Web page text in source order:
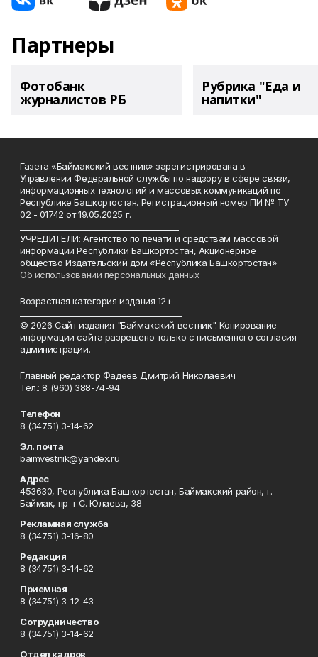
Партнеры
Фотобанк
журналистов РБ
Рубрика "Еда и
напитки"
Газета «Баймакский вестник» зарегистрирована в
Управлении Федеральной службы по надзору в сфере связи,
информационных технологий и массовых коммуникаций по
Республике Башкортостан. Регистрационный номер ПИ № ТУ
02 - 01742 от 19.05.2025 г.
УЧРЕДИТЕЛИ: Агентство по печати и средствам массовой
информации Республики Башкортостан, Акционерное
общество Издательский дом «Республика Башкортостан»
Об использовании персональных данных
Возрастная категория издания 12+
© 2026 Сайт издания "Баймакский вестник". Копирование
информации сайта разрешено только с письменного согласия
администрации.
Главный редактор Фадеев Дмитрий Николаевич
Тел.: 8 (960) 388-74-94
Телефон
8 (34751) 3-14-62
Эл. почта
baimvestnik@yandex.ru
Адрес
453630, Республика Башкортостан, Баймакский район, г.
Баймак, пр-т С. Юлаева, 38
Рекламная служба
8 (34751) 3-16-80
Редакция
8 (34751) 3-14-62
Приемная
8 (34751) 3-12-43
Сотрудничество
8 (34751) 3-14-62
Отдел кадров